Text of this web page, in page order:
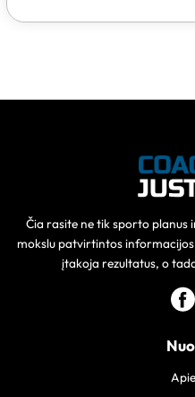
Čia rasite ne tik sporto
mokslu patvirtintos
įtakoja rezultatus, o